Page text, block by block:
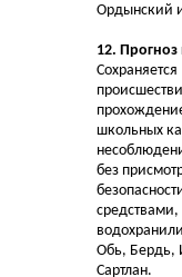
Ордынский
12.
школьных
без
Обь, Бердь,
Сартлан.